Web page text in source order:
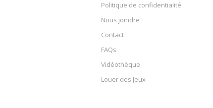
Politique de confidentialité
Nous joindre
Contact
FAQs
Vidéothèque
Louer des Jeux